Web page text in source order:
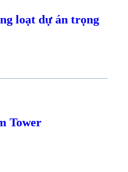
loạt dự án trọng
Tower